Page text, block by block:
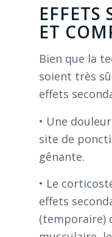
EFFETS
ET
Bien que la
soient très
effets
• Une
site de
gênante.
• Le
effets
(temporaire)